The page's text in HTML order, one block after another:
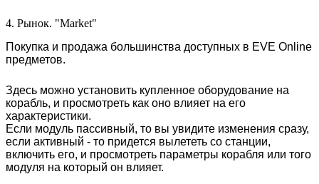
4. Рынок. "Market"
Покупка и продажа большинства доступных в EVE Online
предметов.
Здесь можно установить купленное оборудование на
корабль, и просмотреть как оно влияет на его
характеристики.
Если модуль пассивный, то вы увидите изменения сразу,
если активный - то придется вылететь со станции,
включить его, и просмотреть параметры корабля или того
модуля на который он влияет.